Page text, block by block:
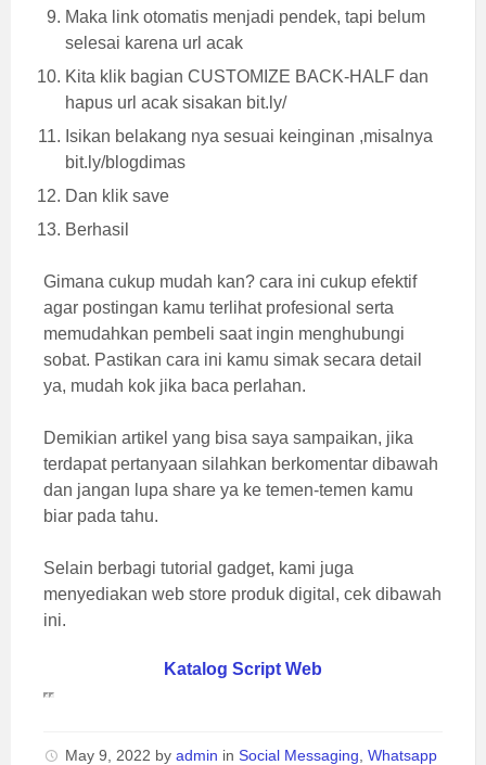
Maka link otomatis menjadi pendek, tapi belum
selesai karena url acak
Kita klik bagian CUSTOMIZE BACK-HALF dan
hapus url acak sisakan bit.ly/
Isikan belakang nya sesuai keinginan ,misalnya
bit.ly/blogdimas
Dan klik save
Berhasil
Gimana cukup mudah kan? cara ini cukup efektif
agar postingan kamu terlihat profesional serta
memudahkan pembeli saat ingin menghubungi
sobat. Pastikan cara ini kamu simak secara detail
ya, mudah kok jika baca perlahan.
Demikian artikel yang bisa saya sampaikan, jika
terdapat pertanyaan silahkan berkomentar dibawah
dan jangan lupa share ya ke temen-temen kamu
biar pada tahu.
Selain berbagi tutorial gadget, kami juga
menyediakan web store produk digital, cek dibawah
ini.
Katalog Script Web
May 9, 2022 by admin in Social Messaging Whatsapp